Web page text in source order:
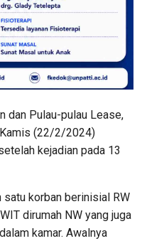
dan Pulau-pulau Lease,
Kamis (22/2/2024)
kejadian pada 13
satu korban berinisial RW
dirumah NW yang juga
kamar. Awalnya